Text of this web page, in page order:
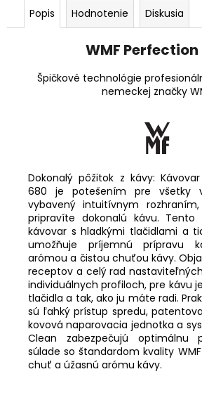
Popis Hodnotenie Diskusia
WMF
Špičkové technológie
nemeckej značky
Dokonalý pôžitok z kávy:
680 je potešením pre všetky
vybavený intuitívnym
pripravíte dokonalú kávu. Tento
kávovar s hladkými tlačidlami a
umožňuje príjemnú prípravu
arómou a čistou chuťou kávy.
receptov a celý rad
individuálnych profiloch, pre kávu
tlačidla a tak, ako ju máte radi.
sú ľahký prístup spredu,
kovová naparovacia jednotka a
Clean zabezpečujú optimálnu
súlade so štandardom kvality
chuť a úžasnú arómu kávy.